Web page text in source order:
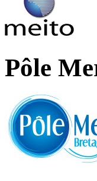
Pôle